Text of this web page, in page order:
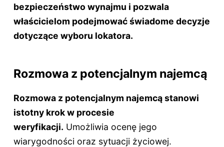
bezpieczeństwo wynajmu i pozwala
właścicielom podejmować świadome decyzje
dotyczące wyboru lokatora.
Rozmowa z potencjalnym najemcą
Rozmowa z potencjalnym najemcą stanowi
istotny krok w procesie
weryfikacji. Umożliwia ocenę jego
wiarygodności oraz sytuacji życiowej.